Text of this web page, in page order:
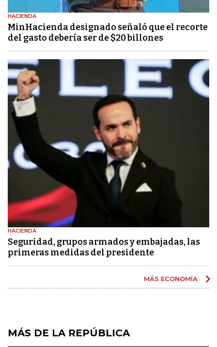
HACIENDA
MinHacienda designado señaló que el recorte
del gasto debería ser de $20 billones
HACIENDA
Seguridad, grupos armados y embajadas, las
primeras medidas del presidente
MÁS ECONOMÍA
MÁS DE LA REPÚBLICA